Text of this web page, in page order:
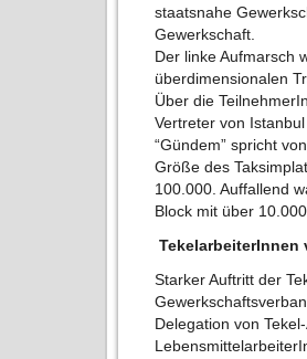
staatsnahe
Gewerkschaft.
Der linke Aufmarsch
überdimensionalen
Über die
Vertreter von
“Gündem” spricht
Größe des
100.000. Auffallend
Block mit über
Starker Auftritt der
Delegation von